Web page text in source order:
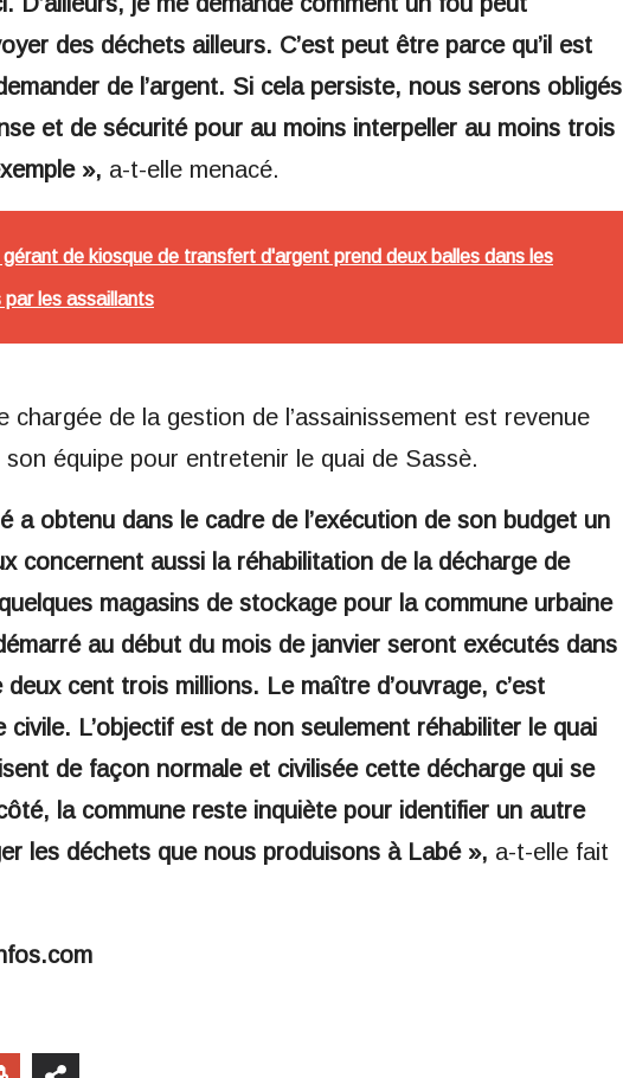
des déchets ailleurs. C’est peut être parce qu’il est
de l’argent. Si cela persiste, nous serons obligés
et de sécurité pour au moins interpeller au moins trois
», a-t-elle menacé.
gérant de kiosque de transfert d'argent prend deux balles dans les
les assaillants
de la gestion de l’assainissement est revenue
équipe pour entretenir le quai de Sassè.
a obtenu dans le cadre de l’exécution de son budget un
concernent aussi la réhabilitation de la décharge de
magasins de stockage pour la commune urbaine
au début du mois de janvier seront exécutés dans
cent trois millions. Le maître d’ouvrage, c’est
civile. L’objectif est de non seulement réhabiliter le quai
de façon normale et civilisée cette décharge qui se
la commune reste inquiète pour identifier un autre
les déchets que nous produisons à Labé », a-t-elle fait